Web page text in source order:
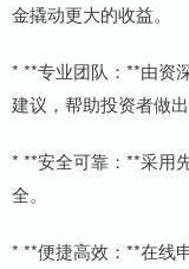
金撬动更大的收益。
* **专业团队：**由资
建议，帮助投资者做
* **安全可靠：**采用
全。
* **便捷高效：**在线